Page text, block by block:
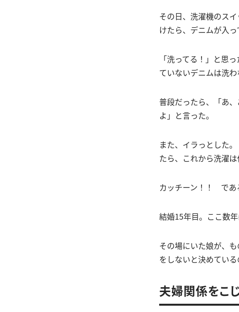
その日、洗濯機のス
けたら、デニムが入っ
「洗ってる！」と思
ていないデニムは洗
普段だったら、「あ
よ」と言った。
また、イラっとした
たら、これから洗濯は
カッチーン！！ であ
結婚15年目。ここ数
その場にいた娘が、
をしないと決めてい
夫婦関係をこ